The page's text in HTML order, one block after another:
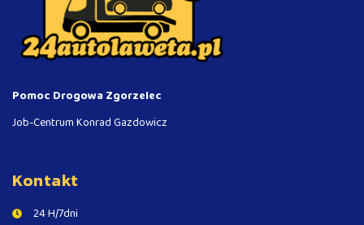
Pomoc Drogowa Zgorzelec
Job-Centrum Konrad Gazdowicz
Kontakt
24 H/7dni